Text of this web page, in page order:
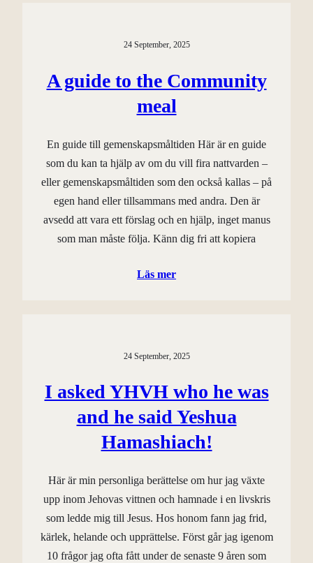
24 September, 2025
A guide to the Community
meal
En guide till gemenskapsmåltiden Här är en guide
som du kan ta hjälp av om du vill fira nattvarden –
eller gemenskapsmåltiden som den också kallas – på
egen hand eller tillsammans med andra. Den är
avsedd att vara ett förslag och en hjälp, inget manus
som man måste följa. Känn dig fri att kopiera
Läs mer
24 September, 2025
I asked YHVH who he was
and he said Yeshua
Hamashiach!
Här är min personliga berättelse om hur jag växte
upp inom Jehovas vittnen och hamnade i en livskris
som ledde mig till Jesus. Hos honom fann jag frid,
kärlek, helande och upprättelse. Först går jag igenom
10 frågor jag ofta fått under de senaste 9 åren som